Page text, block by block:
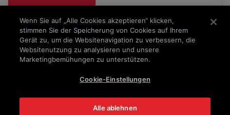
Impressum
Datenschutz
Disclaimer
© 2025 – Takeda Pharma AG
C-ANPROM/CH/ENTY/0180; C-
ANPROM/CH/ENTY/0181; C-ANPROM/CH/ENTY/0182;
Wenn Sie auf „Alle Cookies akzeptieren“ klicken,
stimmen Sie der Speicherung von Cookies auf Ihrem
Gerät zu, um die Websitenavigation zu verbessern, die
Websitenutzung zu analysieren und unsere
Marketingbemühungen zu unterstützen.
Cookie-Einstellungen
Alle ablehnen